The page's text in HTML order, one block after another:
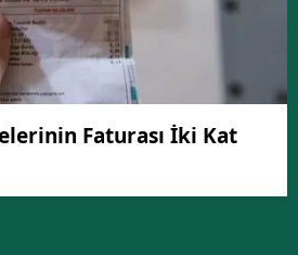
Faturası İki Kat